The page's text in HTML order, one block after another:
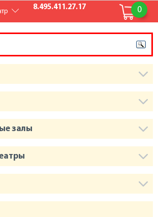
0
8.495.411.27.17
залы